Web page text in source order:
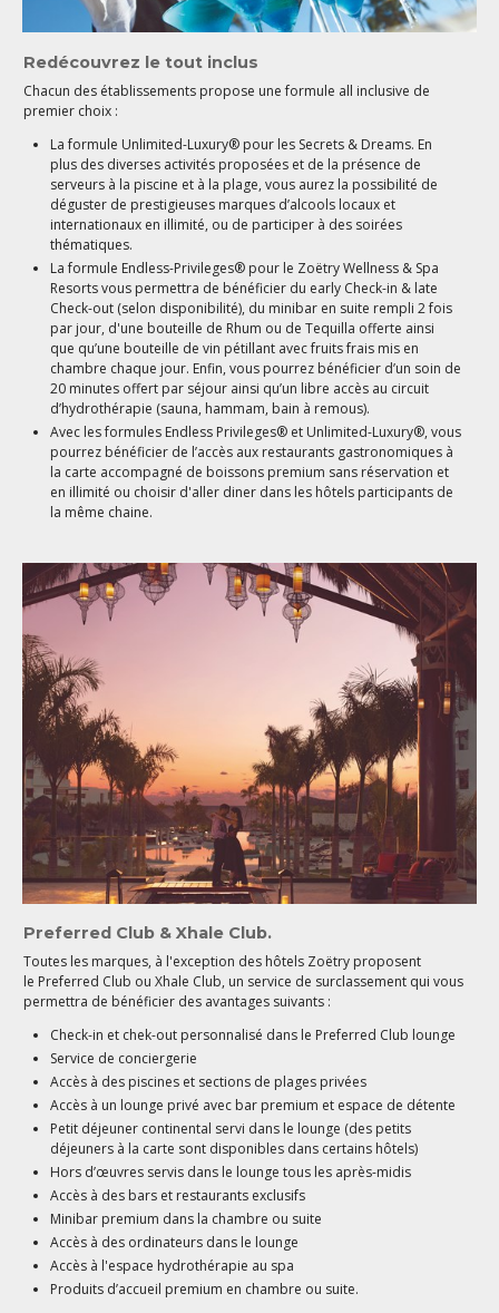
Redécouvrez le tout inclus
Chacun des établissements propose une formule all inclusive de
premier choix :
La formule Unlimited-Luxury® pour les Secrets & Dreams. En
plus des diverses activités proposées et de la présence de
serveurs à la piscine et à la plage, vous aurez la possibilité de
déguster de prestigieuses marques d’alcools locaux et
internationaux en illimité, ou de participer à des soirées
thématiques.
La formule Endless-Privileges® pour le Zoëtry Wellness & Spa
Resorts vous permettra de bénéficier du early Check-in & late
Check-out (selon disponibilité), du minibar en suite rempli 2 fois
par jour, d'une bouteille de Rhum ou de Tequilla offerte ainsi
que qu’une bouteille de vin pétillant avec fruits frais mis en
chambre chaque jour. Enfin, vous pourrez bénéficier d’un soin de
20 minutes offert par séjour ainsi qu’un libre accès au circuit
d’hydrothérapie (sauna, hammam, bain à remous).
Avec les formules Endless Privileges® et Unlimited-Luxury®, vous
pourrez bénéficier de l’accès aux restaurants gastronomiques à
la carte accompagné de boissons premium sans réservation et
en illimité ou choisir d'aller diner dans les hôtels participants de
la même chaine.
Preferred Club & Xhale Club.
Toutes les marques, à l'exception des hôtels Zoëtry proposent
le Preferred Club ou Xhale Club, un service de surclassement qui vous
permettra de bénéficier des avantages suivants :
Check-in et chek-out personnalisé dans le Preferred Club lounge
Service de conciergerie
Accès à des piscines et sections de plages privées
Accès à un lounge privé avec bar premium et espace de détente
Petit déjeuner continental servi dans le lounge (des petits
déjeuners à la carte sont disponibles dans certains hôtels)
Hors d’œuvres servis dans le lounge tous les après-midis
Accès à des bars et restaurants exclusifs
Minibar premium dans la chambre ou suite
Accès à des ordinateurs dans le lounge
Accès à l'espace hydrothérapie au spa
Produits d’accueil premium en chambre ou suite.